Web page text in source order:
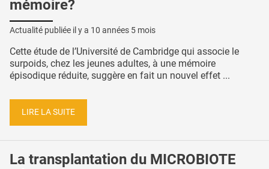
mémoire?
Actualité publiée il y a 10 années 5 mois
Cette étude de l’Université de Cambridge qui associe le
surpoids, chez les jeunes adultes, à une mémoire
épisodique réduite, suggère en fait un nouvel effet ...
LIRE LA SUITE
La transplantation du MICROBIOTE